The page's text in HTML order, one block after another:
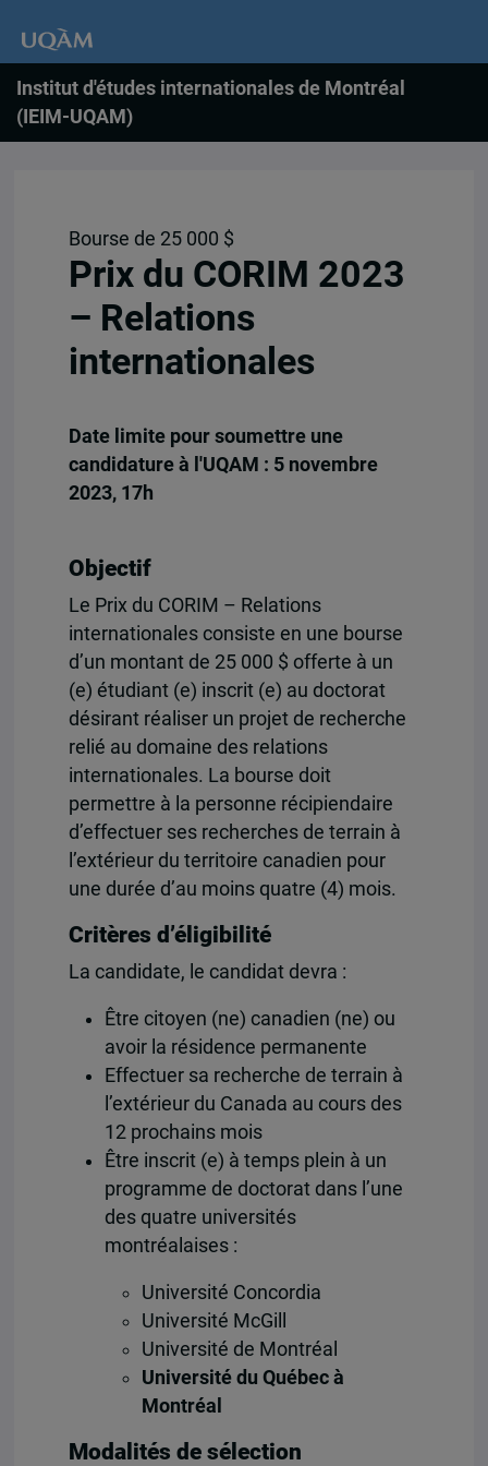
Institut d'études internationales de Montréal
(IEIM-UQAM)
Bourse de 25 000 $
Prix du CORIM 2023
– Relations
internationales
Date limite pour soumettre une
candidature à l'UQAM : 5 novembre
2023, 17h
Objectif
Le Prix du CORIM – Relations
internationales consiste en une bourse
d’un montant de 25 000 $ offerte à un
(e) étudiant (e) inscrit (e) au doctorat
désirant réaliser un projet de recherche
relié au domaine des relations
internationales. La bourse doit
permettre à la personne récipiendaire
d’effectuer ses recherches de terrain à
l’extérieur du territoire canadien pour
une durée d’au moins quatre (4) mois.
Critères d’éligibilité
La candidate, le candidat devra :
Être citoyen (ne) canadien (ne) ou
avoir la résidence permanente
Effectuer sa recherche de terrain à
l’extérieur du Canada au cours des
12 prochains mois
Être inscrit (e) à temps plein à un
programme de doctorat dans l’une
des quatre universités
montréalaises :
Université Concordia
Université McGill
Université de Montréal
Université du Québec à
Montréal
Modalités de sélection